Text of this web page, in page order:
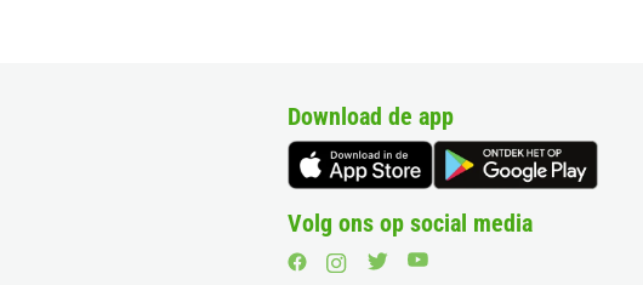
Download de app
Volg ons op social media